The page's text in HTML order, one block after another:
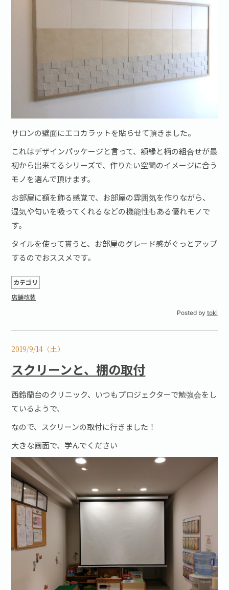
サロンの壁面にエコカラットを貼らせて頂きました。
これはデザインパッケージと言って、額縁と柄の組合せが最
初から出来てるシリーズで、作りたい空間のイメージに合う
モノを選んで頂けます。
お部屋に額を飾る感覚で、お部屋の雰囲気を作りながら、
湿気や匂いを吸ってくれるなどの機能性もある優れモノで
す。
タイルを使って貰うと、お部屋のグレード感がぐっとアップ
するのでおススメです。
カテゴリ
店舗改装
Posted by toki
2019/9/14（土）
スクリーンと、棚の取付
西鈴蘭台のクリニック、いつもプロジェクターで勉強会をし
ているようで、
なので、スクリーンの取付に行きました！
大きな画面で、学んでください